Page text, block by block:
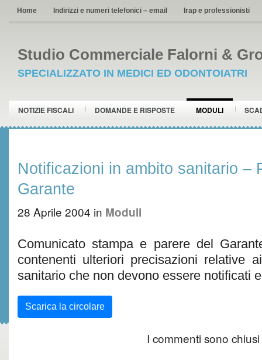
Home Indirizzi e numeri telefonici – email Irap e professionisti
Studio Commerciale Falorni &
SPECIALIZZATO IN MEDICI ED ODONTOIATRI
NOTIZIE FISCALI DOMANDE E RISPOSTE MODULI
Notificazioni in ambito sanitario –
Garante
28 Aprile 2004 in Moduli
Comunicato stampa e parere del
contenenti ulteriori precisazioni relative
sanitario che non devono essere notificati
Scarica la circolare
I commenti sono chiusi